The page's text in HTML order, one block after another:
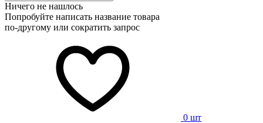
Ничего не нашлось
Попробуйте написать название товара
по-другому или сократить запрос
0 шт